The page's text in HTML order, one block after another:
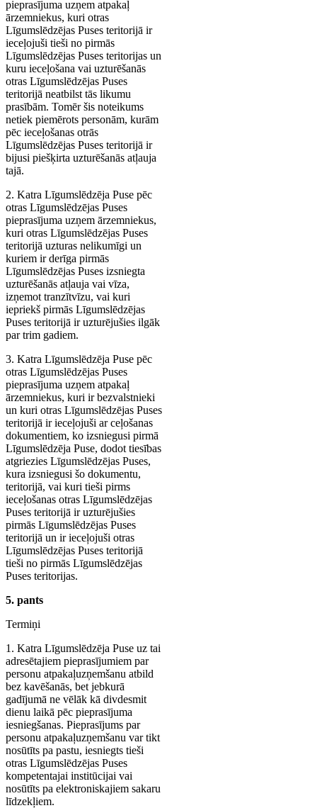
pieprasījuma uzņem atpakaļ
ārzemniekus, kuri otras
Līgumslēdzējas Puses teritorijā ir
ieceļojuši tieši no pirmās
Līgumslēdzējas Puses teritorijas un
kuru ieceļošana vai uzturēšanās
otras Līgumslēdzējas Puses
teritorijā neatbilst tās likumu
prasībām. Tomēr šis noteikums
netiek piemērots personām, kurām
pēc ieceļošanas otrās
Līgumslēdzējas Puses teritorijā ir
bijusi piešķirta uzturēšanās atļauja
tajā.
2. Katra Līgumslēdzēja Puse pēc
otras Līgumslēdzējas Puses
pieprasījuma uzņem ārzemniekus,
kuri otras Līgumslēdzējas Puses
teritorijā uzturas nelikumīgi un
kuriem ir derīga pirmās
Līgumslēdzējas Puses izsniegta
uzturēšanās atļauja vai vīza,
izņemot tranzītvīzu, vai kuri
iepriekš pirmās Līgumslēdzējas
Puses teritorijā ir uzturējušies ilgāk
par trim gadiem.
3. Katra Līgumslēdzēja Puse pēc
otras Līgumslēdzējas Puses
pieprasījuma uzņem atpakaļ
ārzemniekus, kuri ir bezvalstnieki
un kuri otras Līgumslēdzējas Puses
teritorijā ir ieceļojuši ar ceļošanas
dokumentiem, ko izsniegusi pirmā
Līgumslēdzēja Puse, dodot tiesības
atgriezies Līgumslēdzējas Puses,
kura izsniegusi šo dokumentu,
teritorijā, vai kuri tieši pirms
ieceļošanas otras Līgumslēdzējas
Puses teritorijā ir uzturējušies
pirmās Līgumslēdzējas Puses
teritorijā un ir ieceļojuši otras
Līgumslēdzējas Puses teritorijā
tieši no pirmās Līgumslēdzējas
Puses teritorijas.
5. pants
Termiņi
1. Katra Līgumslēdzēja Puse uz tai
adresētajiem pieprasījumiem par
personu atpakaļuzņemšanu atbild
bez kavēšanās, bet jebkurā
gadījumā ne vēlāk kā divdesmit
dienu laikā pēc pieprasījuma
iesniegšanas. Pieprasījums par
personu atpakaļuzņemšanu var tikt
nosūtīts pa pastu, iesniegts tieši
otras Līgumslēdzējas Puses
kompetentajai institūcijai vai
nosūtīts pa elektroniskajiem sakaru
līdzekļiem.